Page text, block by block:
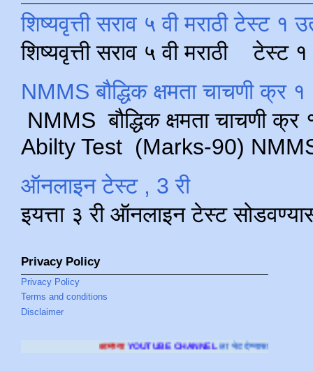
शिष्यवृत्ती सराव ५ वी मराठी टेस्ट १
शिष्यवृत्ती सराव ५ वी मराठी टेस्ट
NMMS बौद्धिक क्षमता चाचणी क्र
NMMS बौद्धिक क्षमता चाचणी
Abilty Test (Marks-90) NMMS
ऑनलाइन टेस्ट , 3 री
इयत्ता ३ री ऑनलाइन टेस्ट
Privacy Policy
Privacy Policy
Terms and conditions
Disclaimer
YOUTUBE CHANNELला भेट देण्यासाठी क्लिक करा.